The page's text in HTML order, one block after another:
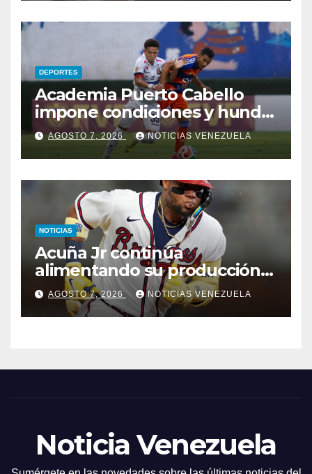
DEPORTES
Academia Puerto Cabello
impone condiciones y hunde
al Caracas FC
AGOSTO 7, 2026 NOTICIAS VENEZUELA
NOTICIAS
Acuña Jr continúa
alimentando su producción
jonronera
AGOSTO 7, 2026 NOTICIAS VENEZUELA
Noticia Venezuela